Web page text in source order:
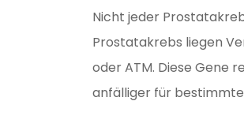
Nicht jeder
Prostatakrebs liegen
oder ATM. Diese Gene
anfälliger für